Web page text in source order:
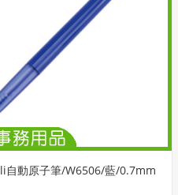
自動原子筆/W6506/藍/0.7mm